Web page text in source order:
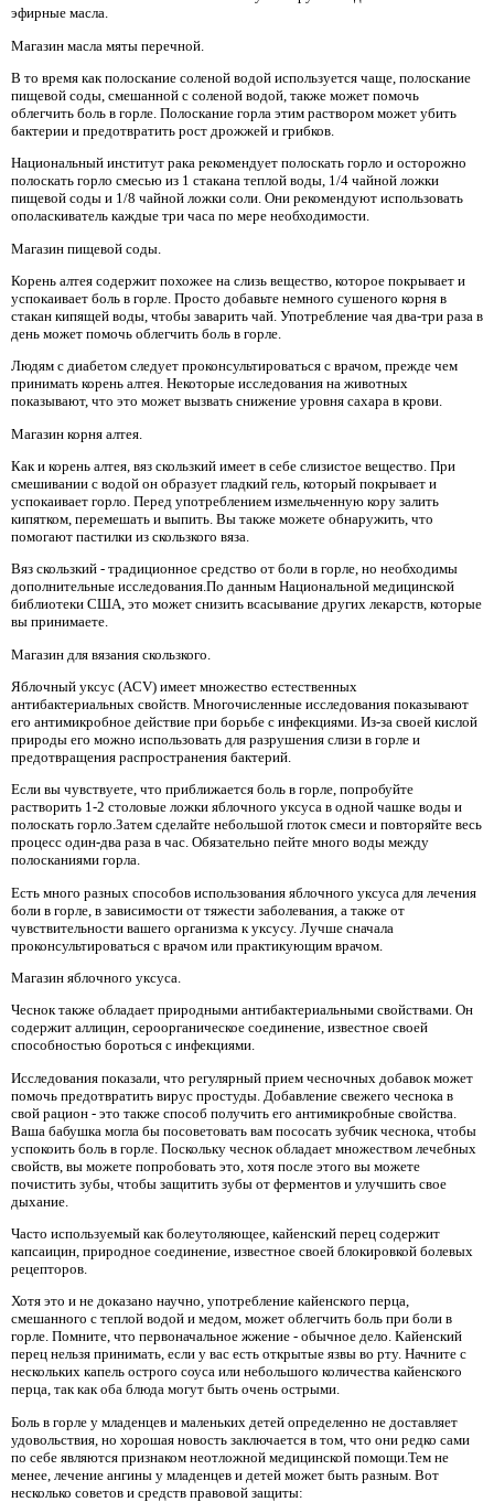
эфирные масла.
Магазин масла мяты перечной.
В то время как полоскание соленой водой используется чаще, полоскание
пищевой соды, смешанной с соленой водой, также может помочь
облегчить боль в горле. Полоскание горла этим раствором может убить
бактерии и предотвратить рост дрожжей и грибков.
Национальный институт рака рекомендует полоскать горло и осторожно
полоскать горло смесью из 1 стакана теплой воды, 1/4 чайной ложки
пищевой соды и 1/8 чайной ложки соли. Они рекомендуют использовать
ополаскиватель каждые три часа по мере необходимости.
Магазин пищевой соды.
Корень алтея содержит похожее на слизь вещество, которое покрывает и
успокаивает боль в горле. Просто добавьте немного сушеного корня в
стакан кипящей воды, чтобы заварить чай. Употребление чая два-три раза в
день может помочь облегчить боль в горле.
Людям с диабетом следует проконсультироваться с врачом, прежде чем
принимать корень алтея. Некоторые исследования на животных
показывают, что это может вызвать снижение уровня сахара в крови.
Магазин корня алтея.
Как и корень алтея, вяз скользкий имеет в себе слизистое вещество. При
смешивании с водой он образует гладкий гель, который покрывает и
успокаивает горло. Перед употреблением измельченную кору залить
кипятком, перемешать и выпить. Вы также можете обнаружить, что
помогают пастилки из скользкого вяза.
Вяз скользкий - традиционное средство от боли в горле, но необходимы
дополнительные исследования.По данным Национальной медицинской
библиотеки США, это может снизить всасывание других лекарств, которые
вы принимаете.
Магазин для вязания скользкого.
Яблочный уксус (ACV) имеет множество естественных
антибактериальных свойств. Многочисленные исследования показывают
его антимикробное действие при борьбе с инфекциями. Из-за своей кислой
природы его можно использовать для разрушения слизи в горле и
предотвращения распространения бактерий.
Если вы чувствуете, что приближается боль в горле, попробуйте
растворить 1-2 столовые ложки яблочного уксуса в одной чашке воды и
полоскать горло.Затем сделайте небольшой глоток смеси и повторяйте весь
процесс один-два раза в час. Обязательно пейте много воды между
полосканиями горла.
Есть много разных способов использования яблочного уксуса для лечения
боли в горле, в зависимости от тяжести заболевания, а также от
чувствительности вашего организма к уксусу. Лучше сначала
проконсультироваться с врачом или практикующим врачом.
Магазин яблочного уксуса.
Чеснок также обладает природными антибактериальными свойствами. Он
содержит аллицин, сероорганическое соединение, известное своей
способностью бороться с инфекциями.
Исследования показали, что регулярный прием чесночных добавок может
помочь предотвратить вирус простуды. Добавление свежего чеснока в
свой рацион - это также способ получить его антимикробные свойства.
Ваша бабушка могла бы посоветовать вам пососать зубчик чеснока, чтобы
успокоить боль в горле. Поскольку чеснок обладает множеством лечебных
свойств, вы можете попробовать это, хотя после этого вы можете
почистить зубы, чтобы защитить зубы от ферментов и улучшить свое
дыхание.
Часто используемый как болеутоляющее, кайенский перец содержит
капсаицин, природное соединение, известное своей блокировкой болевых
рецепторов.
Хотя это и не доказано научно, употребление кайенского перца,
смешанного с теплой водой и медом, может облегчить боль при боли в
горле. Помните, что первоначальное жжение - обычное дело. Кайенский
перец нельзя принимать, если у вас есть открытые язвы во рту. Начните с
нескольких капель острого соуса или небольшого количества кайенского
перца, так как оба блюда могут быть очень острыми.
Боль в горле у младенцев и маленьких детей определенно не доставляет
удовольствия, но хорошая новость заключается в том, что они редко сами
по себе являются признаком неотложной медицинской помощи.Тем не
менее, лечение ангины у младенцев и детей может быть разным. Вот
несколько советов и средств правовой защиты: